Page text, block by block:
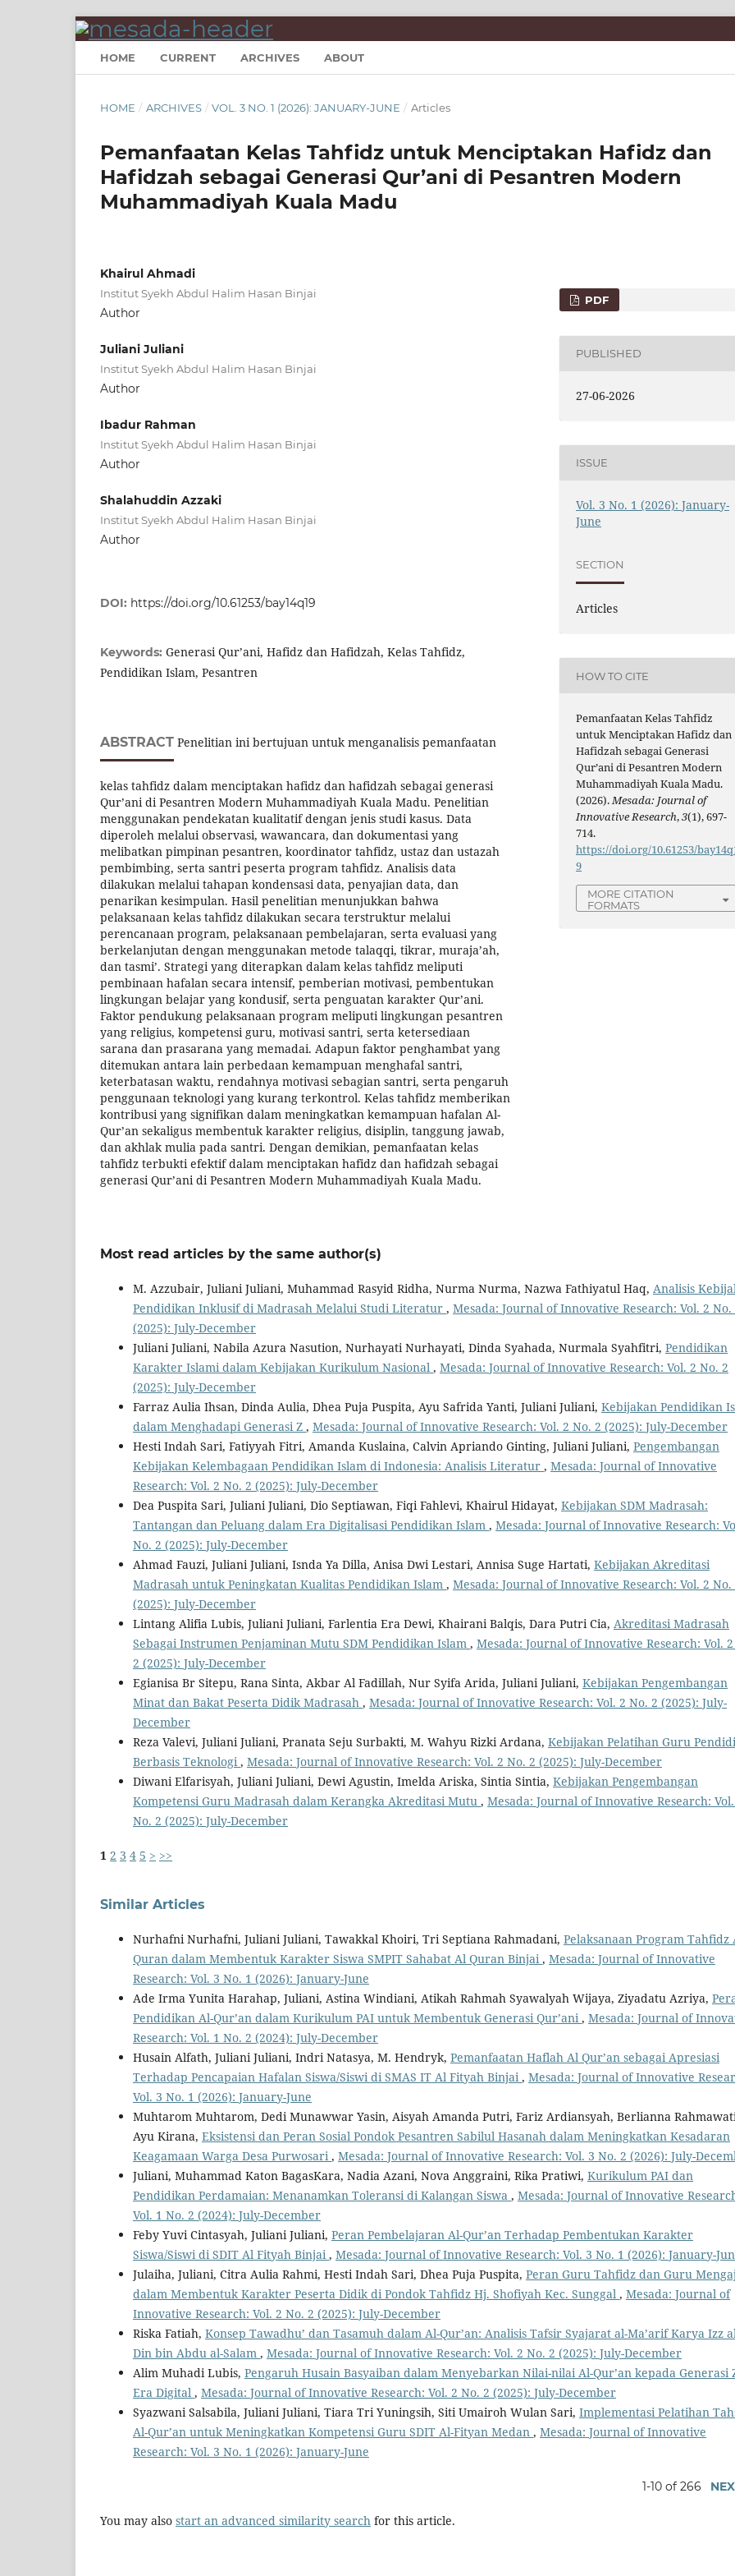
HOME CURRENT ARCHIVES ABOUT
HOME / ARCHIVES / VOL. 3 NO. 1 (2026): JANUARY-JUNE / Articles
Pemanfaatan Kelas Tahfidz untuk Menciptakan Hafidz dan
Hafidzah sebagai Generasi Qur’ani di Pesantren Modern
Muhammadiyah Kuala Madu
Khairul Ahmadi
Institut Syekh Abdul Halim Hasan Binjai
Author
Juliani Juliani
Institut Syekh Abdul Halim Hasan Binjai
Author
Ibadur Rahman
Institut Syekh Abdul Halim Hasan Binjai
Author
Shalahuddin Azzaki
Institut Syekh Abdul Halim Hasan Binjai
Author
DOI: https://doi.org/10.61253/bay14q19
Keywords: Generasi Qur’ani, Hafidz dan Hafidzah, Kelas Tahfidz,
Pendidikan Islam, Pesantren
ABSTRACT Penelitian ini bertujuan untuk menganalisis pemanfaatan
kelas tahfidz dalam menciptakan hafidz dan hafidzah sebagai generasi
Qur’ani di Pesantren Modern Muhammadiyah Kuala Madu. Penelitian
menggunakan pendekatan kualitatif dengan jenis studi kasus. Data
diperoleh melalui observasi, wawancara, dan dokumentasi yang
melibatkan pimpinan pesantren, koordinator tahfidz, ustaz dan ustazah
pembimbing, serta santri peserta program tahfidz. Analisis data
dilakukan melalui tahapan kondensasi data, penyajian data, dan
penarikan kesimpulan. Hasil penelitian menunjukkan bahwa
pelaksanaan kelas tahfidz dilakukan secara terstruktur melalui
perencanaan program, pelaksanaan pembelajaran, serta evaluasi yang
berkelanjutan dengan menggunakan metode talaqqi, tikrar, muraja’ah,
dan tasmi’. Strategi yang diterapkan dalam kelas tahfidz meliputi
pembinaan hafalan secara intensif, pemberian motivasi, pembentukan
lingkungan belajar yang kondusif, serta penguatan karakter Qur’ani.
Faktor pendukung pelaksanaan program meliputi lingkungan pesantren
yang religius, kompetensi guru, motivasi santri, serta ketersediaan
sarana dan prasarana yang memadai. Adapun faktor penghambat yang
ditemukan antara lain perbedaan kemampuan menghafal santri,
keterbatasan waktu, rendahnya motivasi sebagian santri, serta pengaruh
penggunaan teknologi yang kurang terkontrol. Kelas tahfidz memberikan
kontribusi yang signifikan dalam meningkatkan kemampuan hafalan Al-
Qur’an sekaligus membentuk karakter religius, disiplin, tanggung jawab,
dan akhlak mulia pada santri. Dengan demikian, pemanfaatan kelas
tahfidz terbukti efektif dalam menciptakan hafidz dan hafidzah sebagai
generasi Qur’ani di Pesantren Modern Muhammadiyah Kuala Madu.
PDF
PUBLISHED
27-06-2026
ISSUE
Vol. 3 No. 1 (2026): January-
June
SECTION
Articles
HOW TO CITE
Pemanfaatan Kelas Tahfidz
untuk Menciptakan Hafidz dan
Hafidzah sebagai Generasi
Qur’ani di Pesantren Modern
Muhammadiyah Kuala Madu.
(2026).Mesada: Journal of
Innovative Research,3(1), 697-
714.
https://doi.org/10.61253/
9
MORE CITATION
FORMATS
Most read articles by the same author(s)
M. Azzubair, Juliani Juliani, Muhammad Rasyid Ridha, Nurma Nurma, Nazwa Fathiyatul Haq, Analisis
Pendidikan Inklusif di Madrasah Melalui Studi Literatur , Mesada: Journal of Innovative Research: Vol. 2 No.
(2025): July-December
Juliani Juliani, Nabila Azura Nasution, Nurhayati Nurhayati, Dinda Syahada, Nurmala Syahfitri, Pendidikan
Karakter Islami dalam Kebijakan Kurikulum Nasional , Mesada: Journal of Innovative Research: Vol. 2 No. 2
(2025): July-December
Farraz Aulia Ihsan, Dinda Aulia, Dhea Puja Puspita, Ayu Safrida Yanti, Juliani Juliani, Kebijakan Pendidikan
dalam Menghadapi Generasi Z , Mesada: Journal of Innovative Research: Vol. 2 No. 2 (2025): July-December
Hesti Indah Sari, Fatiyyah Fitri, Amanda Kuslaina, Calvin Apriando Ginting, Juliani Juliani, Pengembangan
Kebijakan Kelembagaan Pendidikan Islam di Indonesia: Analisis Literatur , Mesada: Journal of Innovative
Research: Vol. 2 No. 2 (2025): July-December
Dea Puspita Sari, Juliani Juliani, Dio Septiawan, Fiqi Fahlevi, Khairul Hidayat, Kebijakan SDM Madrasah:
Tantangan dan Peluang dalam Era Digitalisasi Pendidikan Islam , Mesada: Journal of Innovative Research:
No. 2 (2025): July-December
Ahmad Fauzi, Juliani Juliani, Isnda Ya Dilla, Anisa Dwi Lestari, Annisa Suge Hartati, Kebijakan Akreditasi
Madrasah untuk Peningkatan Kualitas Pendidikan Islam , Mesada: Journal of Innovative Research: Vol. 2 No.
(2025): July-December
Lintang Alifia Lubis, Juliani Juliani, Farlentia Era Dewi, Khairani Balqis, Dara Putri Cia, Akreditasi Madrasah
Sebagai Instrumen Penjaminan Mutu SDM Pendidikan Islam , Mesada: Journal of Innovative Research: Vol.
2 (2025): July-December
Egianisa Br Sitepu, Rana Sinta, Akbar Al Fadillah, Nur Syifa Arida, Juliani Juliani, Kebijakan Pengembangan
Minat dan Bakat Peserta Didik Madrasah , Mesada: Journal of Innovative Research: Vol. 2 No. 2 (2025): July-
December
Reza Valevi, Juliani Juliani, Pranata Seju Surbakti, M. Wahyu Rizki Ardana, Kebijakan Pelatihan Guru
Berbasis Teknologi, Mesada: Journal of Innovative Research: Vol. 2 No. 2 (2025): July-December
Diwani Elfarisyah, Juliani Juliani, Dewi Agustin, Imelda Ariska, Sintia Sintia, Kebijakan Pengembangan
Kompetensi Guru Madrasah dalam Kerangka Akreditasi Mutu , Mesada: Journal of Innovative Research:
No. 2 (2025): July-December
1 2 3 4 5 > >>
Similar Articles
Nurhafni Nurhafni, Juliani Juliani, Tawakkal Khoiri, Tri Septiana Rahmadani, Pelaksanaan Program Tahfidz
Quran dalam Membentuk Karakter Siswa SMPIT Sahabat Al Quran Binjai, Mesada: Journal of Innovative
Research: Vol. 3 No. 1 (2026): January-June
Ade Irma Yunita Harahap, Juliani, Astina Windiani, Atikah Rahmah Syawalyah Wijaya, Ziyadatu Azriya,
Pendidikan Al-Qur’an dalam Kurikulum PAI untuk Membentuk Generasi Qur’ani, Mesada: Journal of
Research: Vol. 1 No. 2 (2024): July-December
Husain Alfath, Juliani Juliani, Indri Natasya, M. Hendryk, Pemanfaatan Haflah Al Qur’an sebagai Apresiasi
Terhadap Pencapaian Hafalan Siswa/Siswi di SMAS IT Al Fityah Binjai, Mesada: Journal of Innovative
Vol. 3 No. 1 (2026): January-June
Muhtarom Muhtarom, Dedi Munawwar Yasin, Aisyah Amanda Putri, Fariz Ardiansyah, Berlianna
Ayu Kirana, Eksistensi dan Peran Sosial Pondok Pesantren Sabilul Hasanah dalam Meningkatkan Kesadaran
Keagamaan Warga Desa Purwosari, Mesada: Journal of Innovative Research: Vol. 3 No. 2 (2026): July-
Juliani, Muhammad Katon BagasKara, Nadia Azani, Nova Anggraini, Rika Pratiwi, Kurikulum PAI dan
Pendidikan Perdamaian: Menanamkan Toleransi di Kalangan Siswa , Mesada: Journal of Innovative
Vol. 1 No. 2 (2024): July-December
Feby Yuvi Cintasyah, Juliani Juliani, Peran Pembelajaran Al-Qur’an Terhadap Pembentukan Karakter
Siswa/Siswi di SDIT Al Fityah Binjai, Mesada: Journal of Innovative Research: Vol. 3 No. 1 (2026): January-
Julaiha, Juliani, Citra Aulia Rahmi, Hesti Indah Sari, Dhea Puja Puspita, Peran Guru Tahfidz dan Guru
dalam Membentuk Karakter Peserta Didik di Pondok Tahfidz Hj. Shofiyah Kec. Sunggal , Mesada: Journal of
Innovative Research: Vol. 2 No. 2 (2025): July-December
Riska Fatiah, Konsep Tawadhu’ dan Tasamuh dalam Al-Qur’an: Analisis Tafsir Syajarat al-Ma’arif Karya Izz
Din bin Abdu al-Salam , Mesada: Journal of Innovative Research: Vol. 2 No. 2 (2025): July-December
Alim Muhadi Lubis, Pengaruh Husain Basyaiban dalam Menyebarkan Nilai-nilai Al-Qur’an kepada Generasi
Era Digital , Mesada: Journal of Innovative Research: Vol. 2 No. 2 (2025): July-December
Syazwani Salsabila, Juliani Juliani, Tiara Tri Yuningsih, Siti Umairoh Wulan Sari, Implementasi Pelatihan
Al-Qur’an untuk Meningkatkan Kompetensi Guru SDIT Al-Fityan Medan , Mesada: Journal of Innovative
Research: Vol. 3 No. 1 (2026): January-June
1-10 of 266
You may also start an advanced similarity search for this article.